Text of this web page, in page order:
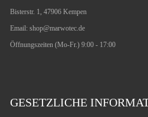
Bisterstr. 1, 47906 Kempen
Email: shop@marwotec.de
Öffnungszeiten (Mo-Fr.) 9:00 - 17:00
GESETZLICHE